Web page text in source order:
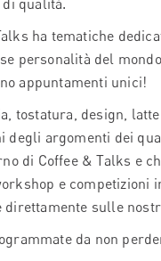
qualità.
ha tematiche
personalità del
appuntamenti unici!
tostatura, design,
degli argomenti dei
di Coffee & Talks e
e competizioni
direttamente sulle
da non